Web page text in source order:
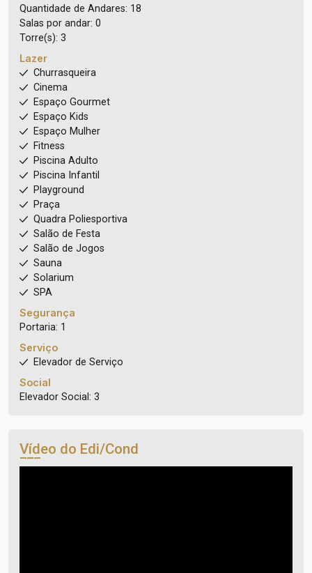
Quantidade de Andares: 18
Salas por andar: 0
Torre(s): 3
Lazer
Churrasqueira
Cinema
Espaço Gourmet
Espaço Kids
Espaço Mulher
Fitness
Piscina Adulto
Piscina Infantil
Playground
Praça
Quadra Poliesportiva
Salão de Festa
Salão de Jogos
Sauna
Solarium
SPA
Segurança
Portaria: 1
Serviço
Elevador de Serviço
Social
Elevador Social: 3
Vídeo do Edi/Cond